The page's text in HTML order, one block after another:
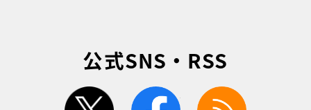
公式SNS・RSS
twitter facebook